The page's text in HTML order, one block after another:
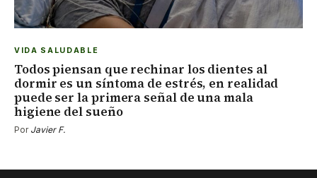
VIDA SALUDABLE
Todos piensan que rechinar los dientes al
dormir es un síntoma de estrés, en realidad
puede ser la primera señal de una mala
higiene del sueño
Por Javier F.